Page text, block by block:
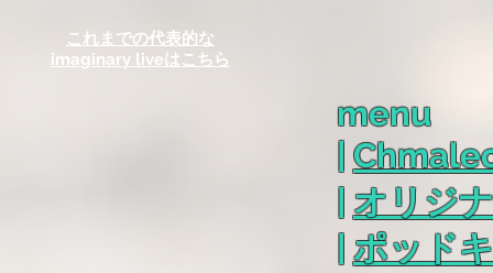
これまでの代表的な
imaginary liveはこちら
menu
|
| ​ オリジ
| ポッド